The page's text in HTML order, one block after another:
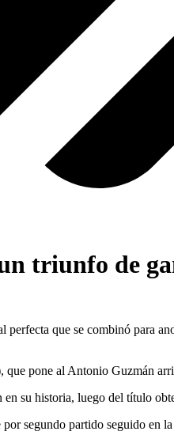
triunfo de
que se combinó para
pone al Antonio Guzmán
su historia, luego del título
segundo partido seguido en